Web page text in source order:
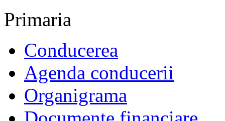
Primaria
Conducerea
Agenda conducerii
Organigrama